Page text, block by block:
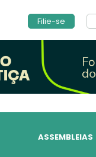
Filie-se
ASSEMBLEIAS